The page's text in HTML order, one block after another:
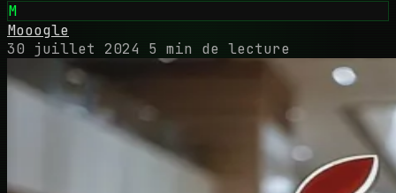
M
Mooogle
30 juillet 2024
5 min de lecture